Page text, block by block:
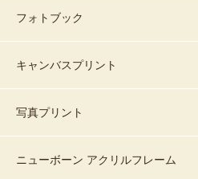
フォトブック
キャンバスプリント
写真プリント
ニューボーン アクリルフレーム